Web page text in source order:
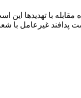
با تهدیدها
پدافند غیرعامل با